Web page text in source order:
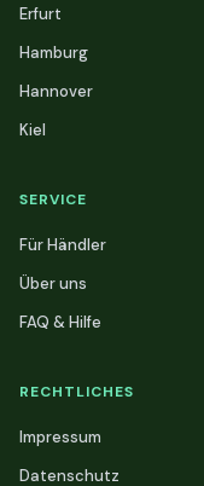
Erfurt
Hamburg
Hannover
Kiel
SERVICE
Für Händler
Über uns
FAQ & Hilfe
RECHTLICHES
Impressum
Datenschutz